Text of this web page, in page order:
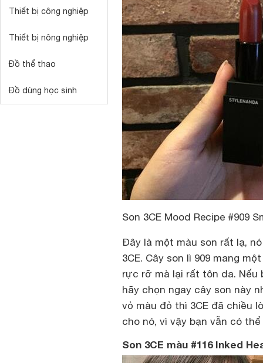
Thiết bị công nghiệp
Thiết bị nông nghiệp
Đồ thể thao
Đồ dùng học sinh
Son 3CE Mood Recipe #909
Đây là một màu son rất lạ,
3CE. Cây son lì 909 mang
rực rỡ mà lại rất tôn da. Nếu
hãy chọn ngay cây son này
vỏ màu đỏ thì 3CE đã chiều
cho nó, vì vậy bạn vẫn có
Son 3CE màu #116 Inked